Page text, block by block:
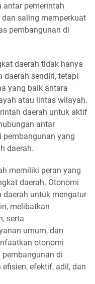
antar pemerintah
saling memperkuat
pembangunan di
daerah tidak hanya
daerah sendiri, tetapi
yang baik antara
atau lintas wilayah.
daerah untuk aktif
antar
pembangunan yang
daerah.
memiliki peran yang
daerah. Otonomi
daerah untuk mengatur
melibatkan
serta
umum, dan
otonomi
di
efektif, adil, dan